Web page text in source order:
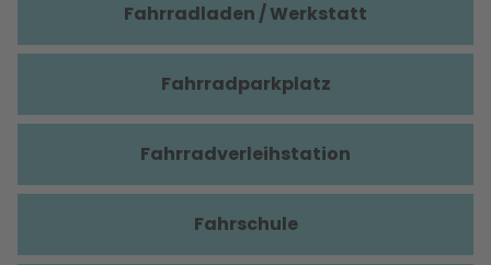
Fahrradladen / Werkstatt
Fahrradparkplatz
Fahrradverleihstation
Fahrschule